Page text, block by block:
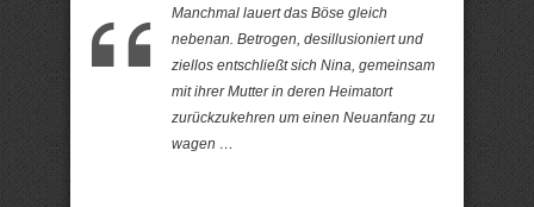
Manchmal lauert das Böse gleich
nebenan. Betrogen, desillusioniert und
ziellos entschließt sich Nina, gemeinsam
mit ihrer Mutter in deren Heimatort
zurückzukehren um einen Neuanfang zu
wagen …